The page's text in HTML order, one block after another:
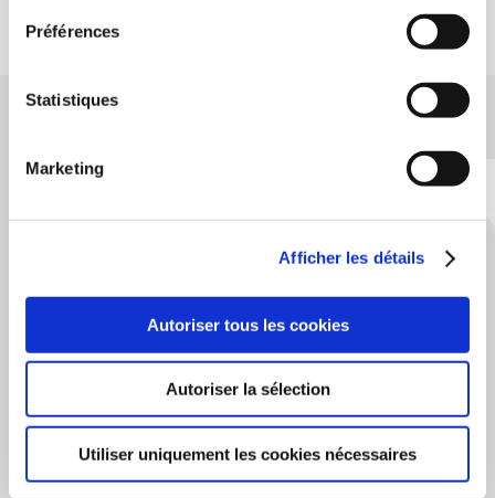
Préférences
Statistiques
Marketing
Afficher les détails
Autoriser tous les cookies
Autoriser la sélection
Utiliser uniquement les cookies nécessaires
N'hésitez pas à nous contacter pour toutes informations complémentaires
Nous contacter